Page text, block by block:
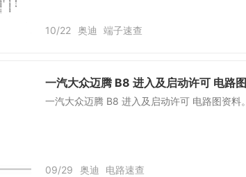
10/22 奥迪 端子速查
一汽大众迈腾 B8 进入及启动许可 电路图
一汽大众迈腾 B8 进入及启动许可 电路图资料。
09/29 奥迪 电路速查